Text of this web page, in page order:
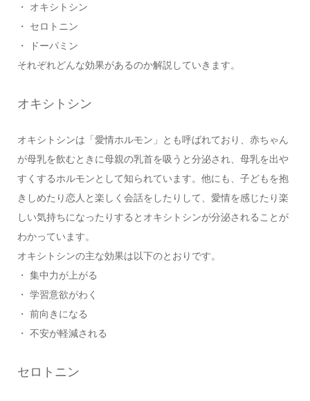
・ オキシトシン
・ セロトニン
・ ドーパミン
それぞれどんな効果があるのか解説していきます。
オキシトシン
オキシトシンは「愛情ホルモン」とも呼ばれており、赤ちゃん
が母乳を飲むときに母親の乳首を吸うと分泌され、母乳を出や
すくするホルモンとして知られています。他にも、子どもを抱
きしめたり恋人と楽しく会話をしたりして、愛情を感じたり楽
しい気持ちになったりするとオキシトシンが分泌されることが
わかっています。
オキシトシンの主な効果は以下のとおりです。
・ 集中力が上がる
・ 学習意欲がわく
・ 前向きになる
・ 不安が軽減される
セロトニン